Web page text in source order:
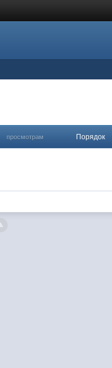
просмотрам Порядок